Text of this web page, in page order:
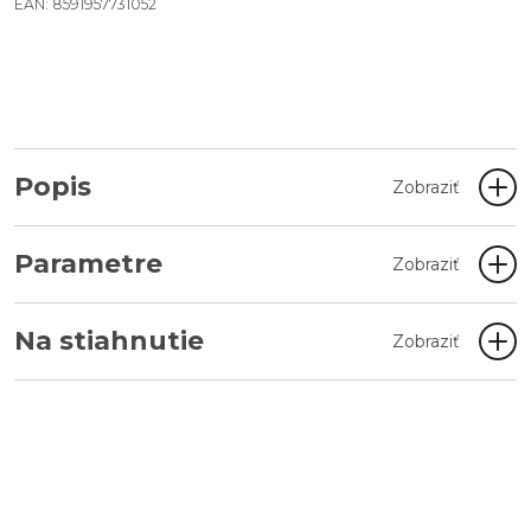
EAN: 8591957731052
Popis Zobraziť
Parametre Zobraziť
Na stiahnutie Zobraziť